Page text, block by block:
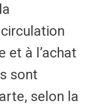
et à l’achat
sont
selon la